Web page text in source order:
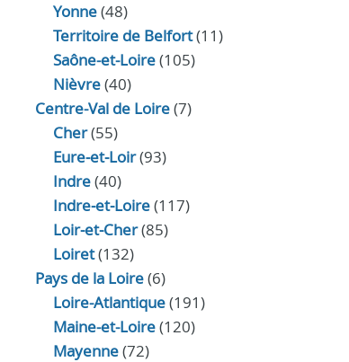
Yonne(48)
Territoire de Belfort(11)
Saône-et-Loire(105)
Nièvre(40)
Centre-Val de Loire(7)
Cher(55)
Eure‑et‑Loir(93)
Indre(40)
Indre‑et‑Loire(117)
Loir‑et‑Cher(85)
Loiret(132)
Pays de la Loire(6)
Loire-Atlantique(191)
Maine-et-Loire(120)
Mayenne(72)